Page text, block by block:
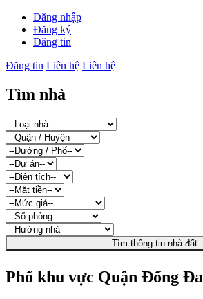
Đăng nhập
Đăng ký
Đăng tin
Đăng tin Liên hệ Liên hệ
Tìm nhà
Tìm thông tin nhà đất
Phố khu vực Quận Đống Đa